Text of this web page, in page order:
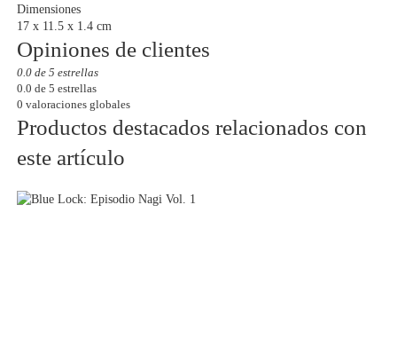
Dimensiones
17 x 11.5 x 1.4 cm
Opiniones de clientes
0.0 de 5 estrellas
0.0 de 5 estrellas
0 valoraciones globales
Productos destacados relacionados con
este artículo